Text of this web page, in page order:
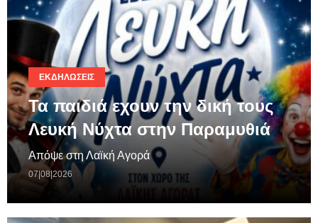
ΕΚΔΗΛΏΣΕΙΣ
Τα παιδιά εχουν την δική τους
Λευκή Νύχτα στην Παραμυθιά
Απόψε στη Λαϊκή Αγορά
07|08|2026